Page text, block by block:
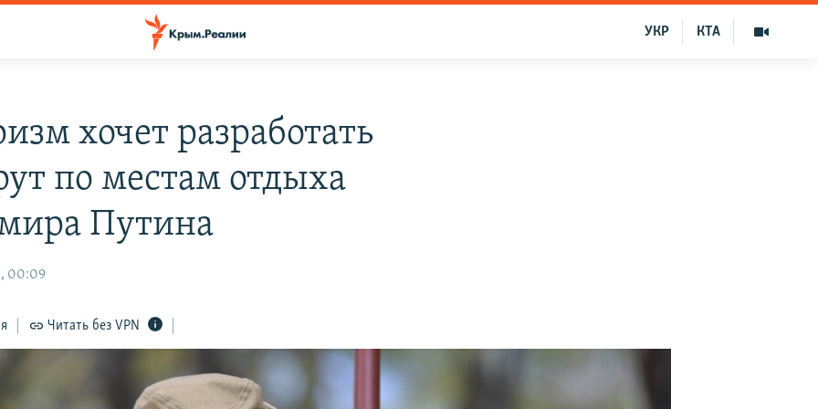
КТА
УКР
хочет разработать
по местам отдыха
Путина
00:09
Читать без VPN